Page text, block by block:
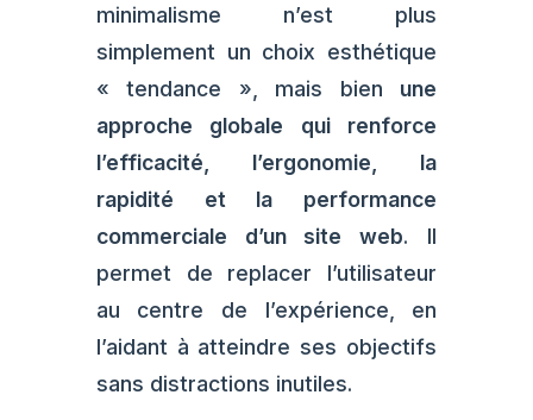
minimalisme n’est plus
simplement un choix esthétique
« tendance », mais bien une
approche globale qui renforce
l’efficacité, l’ergonomie, la
rapidité et la performance
commerciale d’un site web. Il
permet de replacer l’utilisateur
au centre de l’expérience, en
l’aidant à atteindre ses objectifs
sans distractions inutiles.